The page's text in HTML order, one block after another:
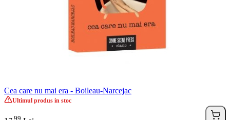
Cea care nu mai era - Boileau-Narcejac
Ultimul produs in stoc
99